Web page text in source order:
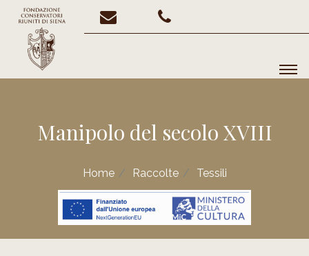
Manipolo del secolo XVIII
Home Raccolte Tessili